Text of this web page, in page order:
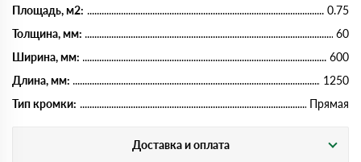
Площадь, м2:
0.75
Толщина, мм:
60
Ширина, мм:
600
Длина, мм:
1250
Тип кромки:
Прямая
Доставка и оплата